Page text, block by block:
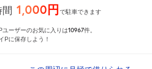
間 1,000円で駐車できます
ユーザーのお気に入りは10967件。
Pに保存しよう！